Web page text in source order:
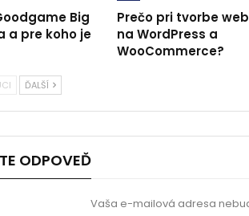
Big
a pre koho je
Prečo pri tvorbe
na WordPress a
WooCommerce?
ĎALŠÍ
ODPOVEĎ
Vaša e-mailová adresa